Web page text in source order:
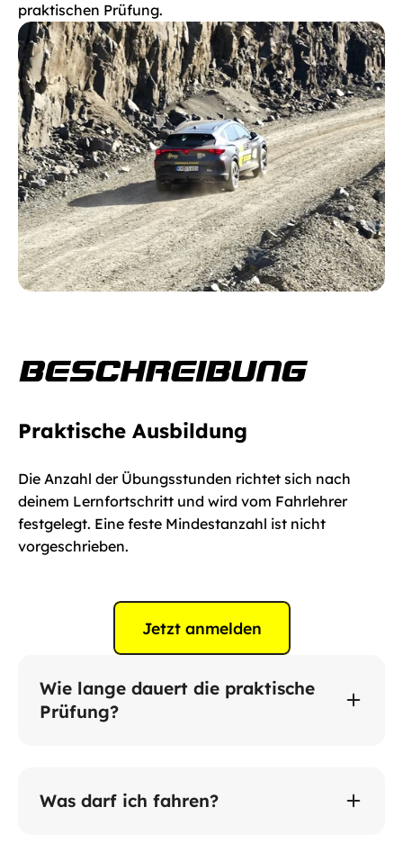
praktischen Prüfung.
BESCHREIBUNG
Praktische Ausbildung
Die Anzahl der Übungsstunden richtet sich nach
deinem Lernfortschritt und wird vom Fahrlehrer
festgelegt. Eine feste Mindestanzahl ist nicht
vorgeschrieben.
Jetzt anmelden
Wie lange dauert die praktische
Prüfung?
Manöver, technischen Kontrollen und
Straßenfahrt.
Was darf ich fahren?
schwere Anhänger.